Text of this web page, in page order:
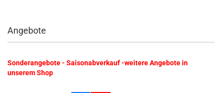
Angebote
Sonderangebote - Saisonabverkauf -weitere Angebote in
unserem Shop